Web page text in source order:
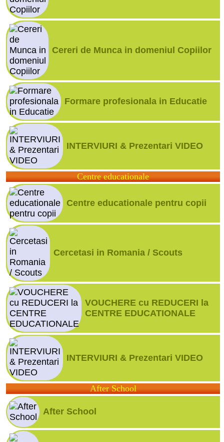
Cereri de Munca in domeniul Copiilor
Formare profesionala in Educatie
INTERVIURI & Prezentari VIDEO
Centre educationale
Centre educationale pentru copii
Cercetasi in Romania / Scouts
VOUCHERE cu REDUCERI la
CENTRE EDUCATIONALE
INTERVIURI & Prezentari VIDEO
After School
After School